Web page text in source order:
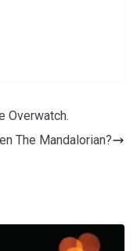
Overwatch.
The Mandalorian?